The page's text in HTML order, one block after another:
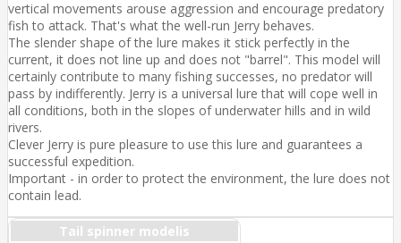
vertical movements arouse aggression and encourage predatory
fish to attack. That's what the well-run Jerry behaves.
The slender shape of the lure makes it stick perfectly in the
current, it does not line up and does not "barrel". This model will
certainly contribute to many fishing successes, no predator will
pass by indifferently. Jerry is a universal lure that will cope well in
all conditions, both in the slopes of underwater hills and in wild
rivers.
Clever Jerry is pure pleasure to use this lure and guarantees a
successful expedition.
Important - in order to protect the environment, the lure does not
contain lead.
Tail spinner modelis